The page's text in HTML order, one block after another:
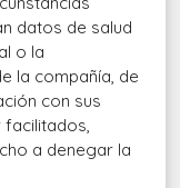
datos de salud
o la
la compañía, de
con sus
facilitados,
a denegar la